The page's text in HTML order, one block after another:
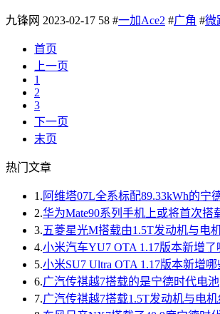
九锋网 2023-02-17 58 #一加Ace2 #广角 #微
首页
上一页
1
2
3
下一页
末页
热门文章
1. 阿维塔07L全系标配89.33kWh的宁
2.华为Mate90系列手机上或将首次搭
3.五菱星光M搭载由1.5T发动机与电
4.小米汽车YU7 OTA 1.17版本新增了
5.小米SU7 Ultra OTA 1.17版本新增
6.广汽传祺越7搭载的是宁德时代电池
7.广汽传祺越7搭载1.5T发动机与电